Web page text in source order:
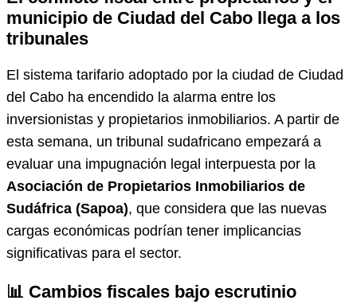
municipio de Ciudad del Cabo llega a los
tribunales
El sistema tarifario adoptado por la ciudad de Ciudad
del Cabo ha encendido la alarma entre los
inversionistas y propietarios inmobiliarios. A partir de
esta semana, un tribunal sudafricano empezará a
evaluar una impugnación legal interpuesta por la
Asociación de Propietarios Inmobiliarios de
Sudáfrica (Sapoa), que considera que las nuevas
cargas económicas podrían tener implicancias
significativas para el sector.
📊 Cambios fiscales bajo escrutinio